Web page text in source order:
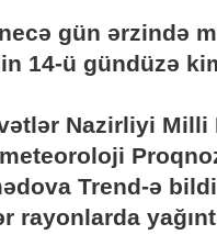
gün ərzində
14-ü gündüzə
Nazirliyi
Trend-ə
rayonlarda